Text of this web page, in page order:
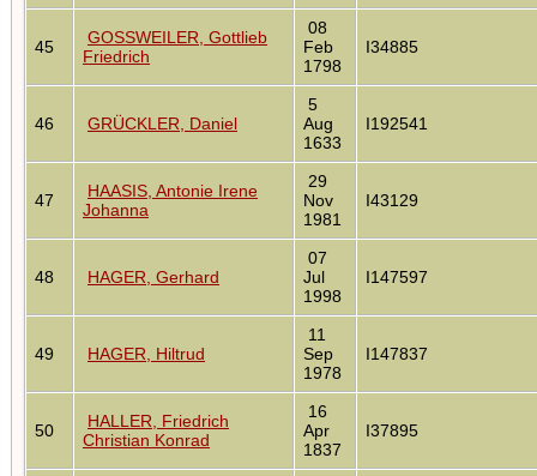
45
GOSSWEILER, Gottlieb
Friedrich
08
Feb
1798
I34885
46 GRÜCKLER, Daniel
5
Aug
1633
I192541
47
HAASIS, Antonie Irene
Johanna
29
Nov
1981
I43129
48 HAGER, Gerhard
07
Jul
1998
I147597
49 HAGER, Hiltrud
11
Sep
1978
I147837
50
HALLER, Friedrich
Christian Konrad
16
Apr
1837
I37895